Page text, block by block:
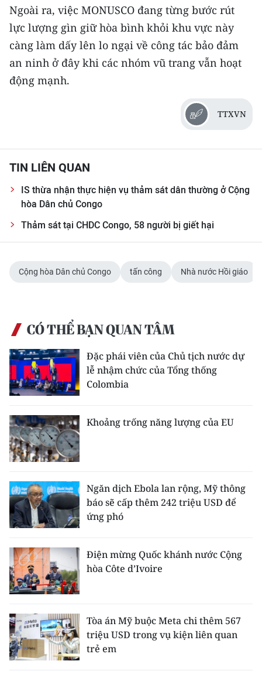
Bắc Trung Bộ
Duyên hải Nam Trung Bộ và Tây
Nguyên
Đông Nam Bộ
Chuyên trang TP. Hồ Chí Minh
CÁC CHUYÊN TRANG
VỀ BÁO NHÂN DÂN
THỜI NAY
NHÂN DÂN HẰNG THÁNG
MUA BÁO
ĐỌC BÁO IN
ENGLISH
中文
FRANÇAIS
РУССКИЙ
한국어
Ngoài ra, việc MONUSCO đang từng bước rút
lực lượng gìn giữ hòa bình khỏi khu vực này
càng làm dấy lên lo ngại về công tác bảo đảm
an ninh ở đây khi các nhóm vũ trang vẫn hoạt
động mạnh.
TTXVN
TIN LIÊN QUAN
IS thừa nhận thực hiện vụ thảm sát dân thường ở Cộng
hòa Dân chủ Congo
Thảm sát tại CHDC Congo, 58 người bị giết hại
Cộng hòa Dân chủ Congo tấn công Nhà nước Hồi giáo
CÓ THỂ BẠN QUAN TÂM
Đặc phái viên của Chủ tịch nước dự
lễ nhậm chức của Tổng thống
Colombia
Khoảng trống năng lượng của EU
Ngăn dịch Ebola lan rộng, Mỹ thông
báo sẽ cấp thêm 242 triệu USD để
ứng phó
Điện mừng Quốc khánh nước Cộng
hòa Côte d’Ivoire
Tòa án Mỹ buộc Meta chi thêm 567
triệu USD trong vụ kiện liên quan
trẻ em